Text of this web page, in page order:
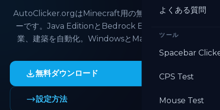
よくある質問
ツール
Spacebar
CPS Test
Mouse Test
AutoClicker.orgはMinecraft用の無料オートクリッカ
ーです。Java EditionとBedrock Editionで採掘、農
業、建築を自動化。WindowsとMacで動作します。
無料ダウンロード
設定方法